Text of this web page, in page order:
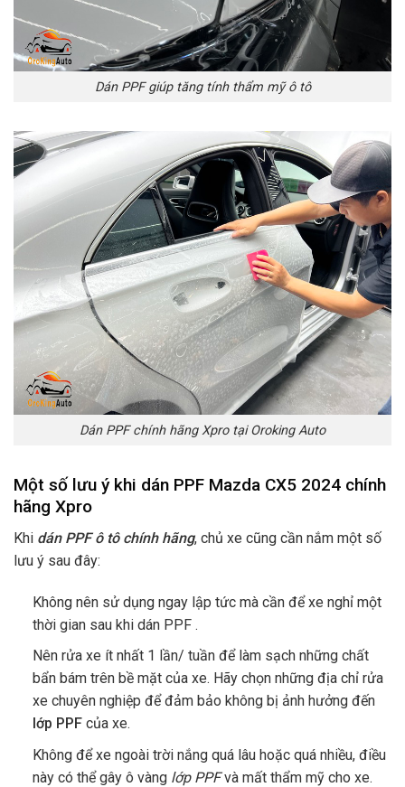
Dán PPF giúp tăng tính thẩm mỹ ô tô
Dán PPF chính hãng Xpro tại Oroking Auto
Một số lưu ý khi dán PPF Mazda CX5 2024 chính
hãng Xpro
Khi dán PPF ô tô chính hãng, chủ xe cũng cần nắm một số
lưu ý sau đây:
Không nên sử dụng ngay lập tức mà cần để xe nghỉ một
thời gian sau khi dán PPF .
Nên rửa xe ít nhất 1 lần/ tuần để làm sạch những chất
bẩn bám trên bề mặt của xe. Hãy chọn những địa chỉ rửa
xe chuyên nghiệp để đảm bảo không bị ảnh hưởng đến
lớp PPF của xe.
Không để xe ngoài trời nắng quá lâu hoặc quá nhiều, điều
này có thể gây ô vàng lớp PPFvà mất thẩm mỹ cho xe.